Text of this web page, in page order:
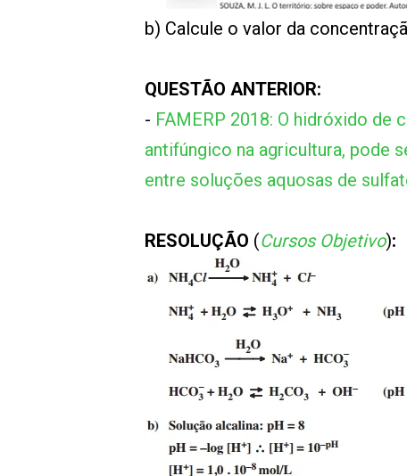
b) Calcule o valor da
QUESTÃO ANTERIOR:
- FAMERP 2018: O hidróxido
antifúngico na agricultura, pode
entre soluções aquosas de
RESOLUÇÃO (Cursos Objetivo):